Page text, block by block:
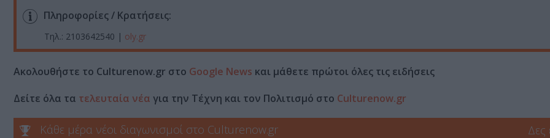
Πληροφορίες / Κρατήσεις:
Τηλ.: 2103642540 | oly.gr
Ακολουθήστε το Culturenow.gr στο Google News και μάθετε πρώτοι όλες τις ειδήσεις
Δείτε όλα τα τελευταία νέα για την Τέχνη και τον Πολιτισμό στο Culturenow.gr
Κάθε μέρα νέοι διαγωνισμοί στο Culturenow.gr Δες